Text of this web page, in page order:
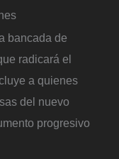
bancada de
radicará el
a quienes
del nuevo
progresivo